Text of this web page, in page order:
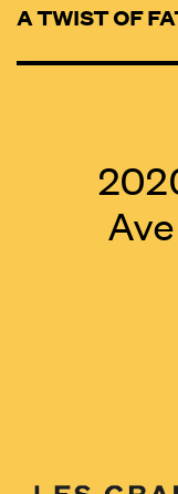
A TWIST OF